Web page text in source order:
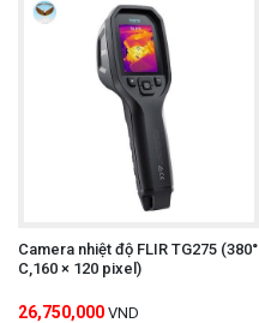
Camera nhiệt độ FLIR TG275 (380°
C,160 × 120 pixel)
26,750,000 VND